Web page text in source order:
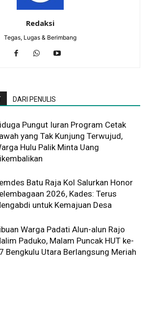
Redaksi
Tegas, Lugas & Berimbang
DARI PENULIS
Pungut Iuran Program Cetak
yang Tak Kunjung Terwujud,
Hulu Palik Minta Uang
Batu Raja Kol Salurkan Honor
2026, Kades: Terus
untuk Kemajuan Desa
Warga Padati Alun-alun Rajo
Paduko, Malam Puncak HUT ke-
Bengkulu Utara Berlangsung Meriah